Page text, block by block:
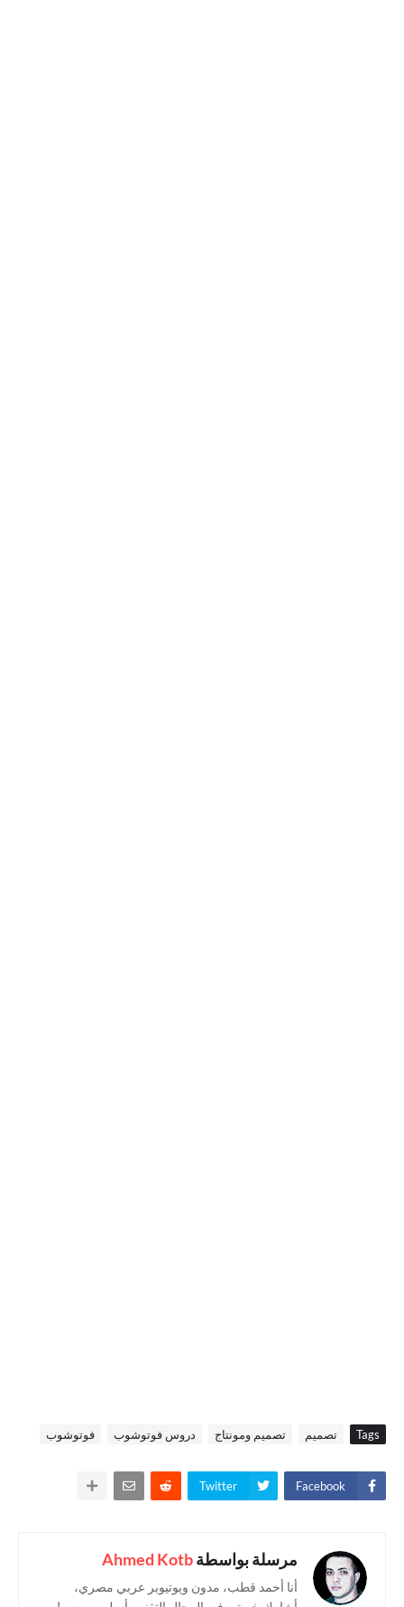
Tags تصميم تصميم ومونتاج دروس فوتوشوب فوتوشوب
Facebook
Twitter
مرسلة بواسطةAhmed Kotb
أنا أحمد قطب، مدون ويوتيوبر عربي مصري،